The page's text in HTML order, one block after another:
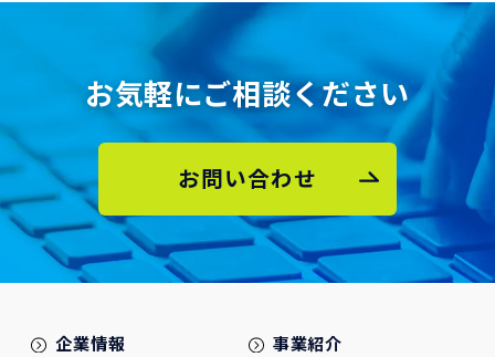
お気軽にご相談ください
お問い合わせ
企業情報 事業紹介